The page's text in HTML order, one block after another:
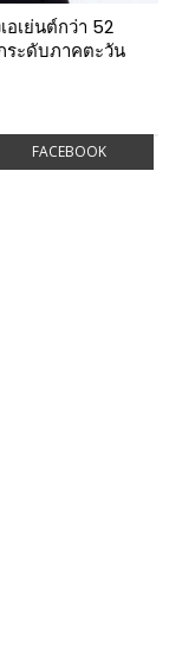
เย่นต์กว่า 52
ระดับภาคตะวัน
FACEBOOK